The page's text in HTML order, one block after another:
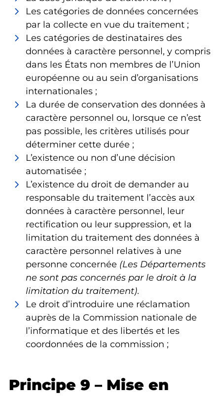
Les catégories de données concernées
par la collecte en vue du traitement ;
Les catégories de destinataires des
données à caractère personnel, y compris
dans les États non membres de l’Union
européenne ou au sein d’organisations
internationales ;
La durée de conservation des données à
caractère personnel ou, lorsque ce n’est
pas possible, les critères utilisés pour
déterminer cette durée ;
L’existence ou non d’une décision
automatisée ;
L’existence du droit de demander au
responsable du traitement l’accès aux
données à caractère personnel, leur
rectification ou leur suppression, et la
limitation du traitement des données à
caractère personnel relatives à une
personne concernée (Les Départements
ne sont pas concernés par le droit à la
limitation du traitement).
Le droit d’introduire une réclamation
auprès de la Commission nationale de
l’informatique et des libertés et les
coordonnées de la commission ;
Principe 9 – Mise en